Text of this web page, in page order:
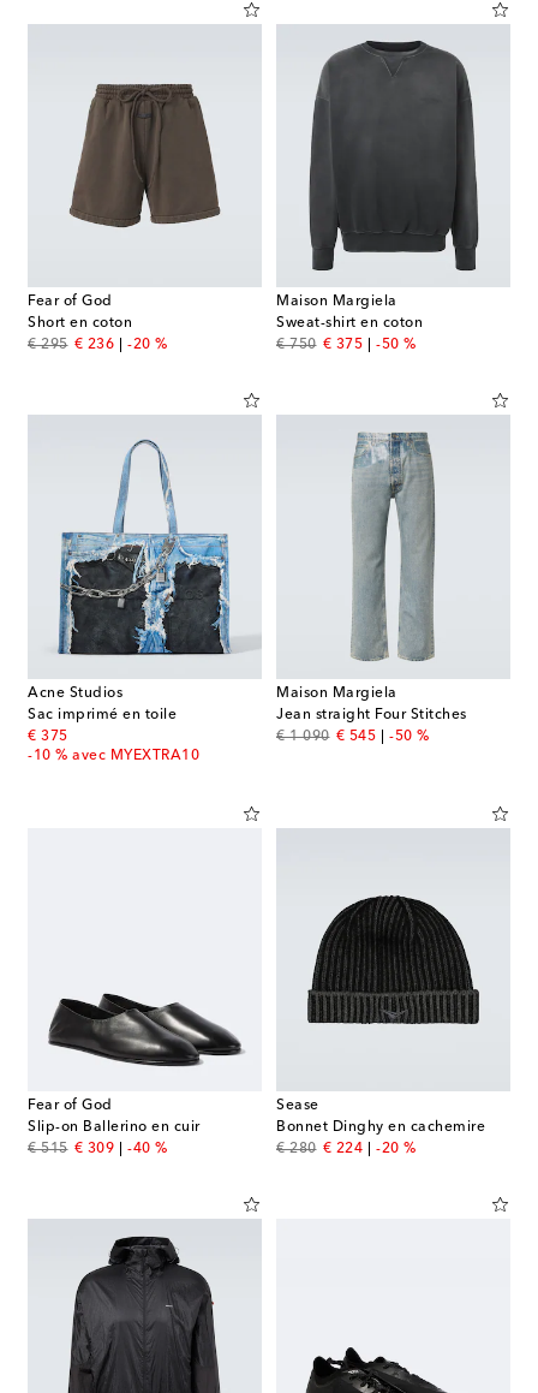
Fear of God
Short en coton
€ 295
original price
€ 236
discount price
-20 %
Maison Margiela
Sweat-shirt en coton
€ 750
original price
€ 375
discount price
-50 %
Acne Studios
Sac imprimé en toile
€ 375
original price
-10 % avec MYEXTRA10
Maison Margiela
Jean straight Four Stitches
€ 1 090
original price
€ 545
discount price
-50 %
Fear of God
Slip-on Ballerino en cuir
€ 515
original price
€ 309
discount price
-40 %
Sease
Bonnet Dinghy en cachemire
€ 280
original price
€ 224
discount price
-20 %